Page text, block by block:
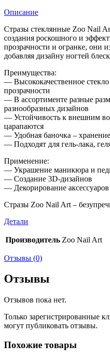
Описание
Стразы стеклянные Zoo Nail
создания роскошного и
прозрачности и огранке, они
добавляя дизайну ногтей
Преимущества:
— Высококачественное
прозрачности
— В ассортименте разные
разнообразных дизайнов
— Устойчивость к внешним
царапаются
— Удобная баночка –
— Подходят для гель-лака,
Применение:
— Украшение маникюра и
— Создание 3D-дизайнов
— Декорирование
Стразы Zoo Nail Art –
Детали
Производитель Zoo Nail Art
Отзывы (0)
Отзывы
Отзывов пока нет.
Только зарегистрированные
могут публиковать отзывы.
Похожие товары